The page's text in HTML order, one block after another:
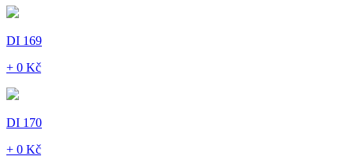
DI 169
+ 0 Kč
DI 170
+ 0 Kč